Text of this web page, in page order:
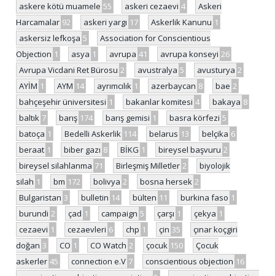
askere kötü muamele 55 askeri cezaevi 4
Askeri
Harcamalar 92 askeri yargı 17 Askerlik Kanunu 1
askersiz lefkoşa 5
Association for Conscientious
Objection 1 asya 1 avrupa 41 avrupa konseyi 26
Avrupa Vicdani Ret Bürosu 2 avustralya 5 avusturya 2
AYİM 1 AYM 14 ayrımcılık 1 azerbaycan 8 bae 2
bahçeşehir üniversitesi 1 bakanlar komitesi 4 bakaya 8
baltık 7 barış 174 barış gemisi 1 basra körfezi 5
batoça 1 Bedelli Askerlik 114 belarus 13 belçika 6
beraat 1 biber gazı 8 BİKG 1 bireysel başvuru 2
bireysel silahlanma 71 Birleşmiş Milletler 2
biyolojik
silah 1 bm 172 bolivya 2 bosna hersek 2
Bulgaristan 3 bulletin 14 bülten 11 burkina faso 1
burundi 2 çad 1 campaign 5 çarşı 1 çekya 1
cezaevi 1 cezaevleri 6 chp 1 çin 35
çınar koçgiri
doğan 3 CO 1 CO Watch 2 çocuk 150
Çocuk
askerler 45 connection e.V 7 conscientious objection 16